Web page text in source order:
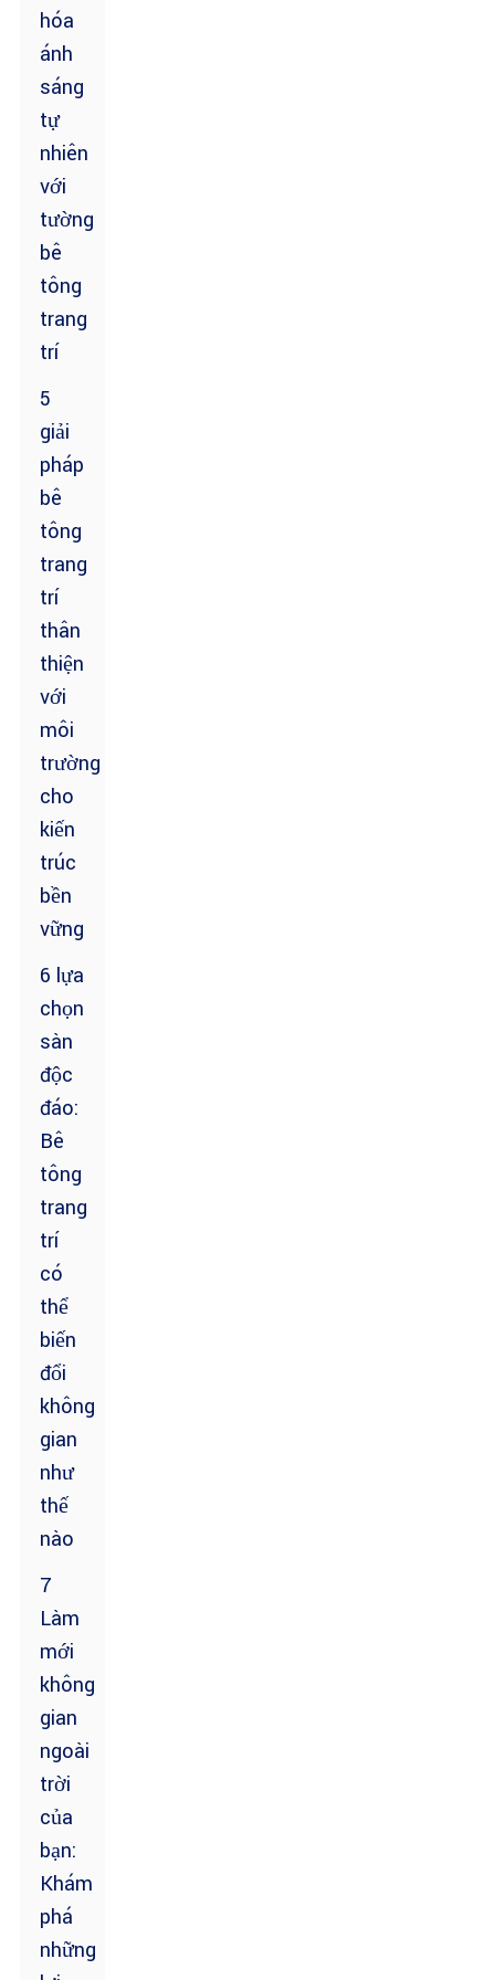
hóa
ánh
sáng
tự
nhiên
với
tường
bê
tông
trang
trí
5
giải
pháp
bê
tông
trang
trí
thân
thiện
với
môi
trường
cho
kiến ​​
trúc
bền
vững
6 lựa
chọn
sàn
độc
đáo:
Bê
tông
trang
trí
có
thể
biến
đổi
không
gian
như
thế
nào
7
Làm
mới
không
gian
ngoài
trời
của
bạn:
Khám
phá
những